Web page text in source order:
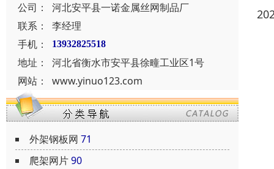
公司：
河北安平县一诺金属丝网制品厂
联系：
李经理
手机：
13932825518
地址：
河北省衡水市安平县徐疃工业区1号
网站：
www.yinuo123.com
外架钢板网 71
爬架网片90